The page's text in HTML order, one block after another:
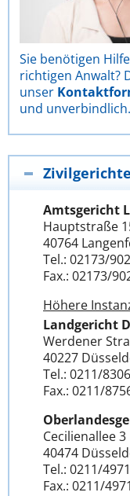
Sie benötigen
richtigen Anwalt?
unser
und unverbindlich.
Zivilgerichte
Amtsgericht
Hauptstraße
40764
Tel.: 02173/
Fax.: 02173/
Höhere
Landgericht
Werdener
40227
Tel.: 0211/
Fax.: 0211/
Cecilienallee 3
40474
Tel.: 0211/
Fax.: 0211/